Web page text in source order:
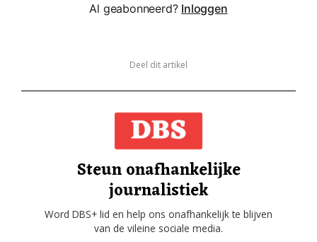
Al geabonneerd? Inloggen
Deel dit artikel
Steun onafhankelijke
journalistiek
Word DBS+ lid en help ons onafhankelijk te blijven
van de vileine sociale media.